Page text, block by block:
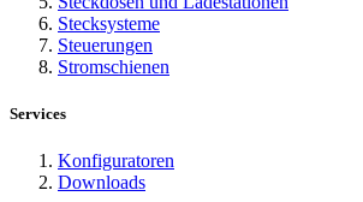
Stecksysteme
Steuerungen
Stromschienen
Services
Konfiguratoren
Downloads